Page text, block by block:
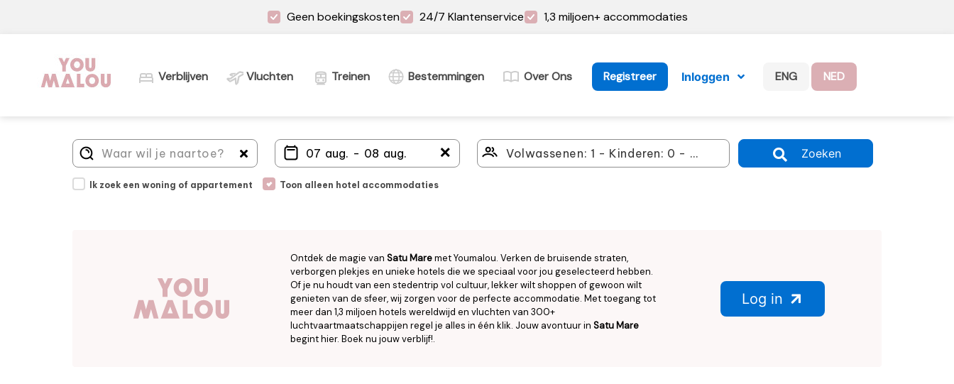
Geen boekingskosten 24/7 Klantenservice 1,3 miljoen+ accommodaties
Verblijven Vluchten Treinen Bestemmingen Over Ons Registreer Inloggen ENG NED
＋ Zoeken
Ik zoek een woning of appartement Toon alleen hotel accommodaties
Ontdek de magie van Satu Maremet Youmalou. Verken de bruisende straten,
verborgen plekjes en unieke hotels die we speciaal voor jou geselecteerd hebben.
Of je nu houdt van een stedentrip vol cultuur, lekker wilt shoppen of gewoon wilt
genieten van de sfeer, wij zorgen voor de perfecte accommodatie. Met toegang tot
meer dan 1,3 miljoen hotels wereldwijd en vluchten van 300+
luchtvaartmaatschappijen regel je alles in één klik. Jouw avontuur in Satu Mare
begint hier. Boek nu jouw verblijf!.
Log in